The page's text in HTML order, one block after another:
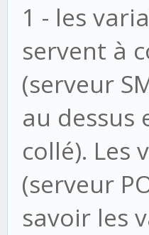
used
#
(it's a
{
1 - les
servent à
(serveur
au dessus
collé). Les
(serveur
savoir les